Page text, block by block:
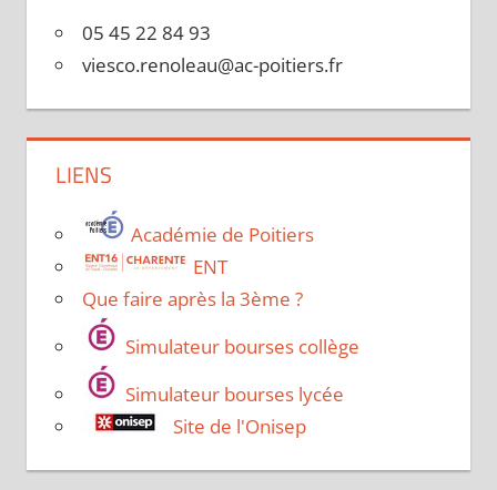
05 45 22 84 93
viesco.renoleau@ac-poitiers.fr
LIENS
Académie de Poitiers
ENT
Que faire après la 3ème ?
Simulateur bourses collège
Simulateur bourses lycée
Site de l'Onisep